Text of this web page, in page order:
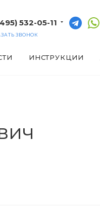
532-05-11
ЗВОНОК
ИНСТРУКЦИИ